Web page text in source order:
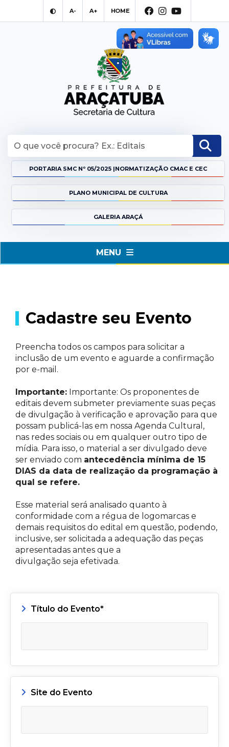
A- A+ HOME FACEBOOK
INSTAGRAM
YOUTUBE
PORTARIA SMC Nº 05/2025 |NORMATIZAÇÃO CMAC E CEC
PLANO MUNICIPAL DE CULTURA
GALERIA ARAÇÁ
MENU
Cadastre seu Evento
Preencha todos os campos para solicitar a
inclusão de um evento e aguarde a confirmação
por e-mail.
Importante: Importante: Os proponentes de
editais devem submeter previamente suas peças
de divulgação à verificação e aprovação para que
possam publicá-las em nossa Agenda Cultural,
nas redes sociais ou em qualquer outro tipo de
mídia. Para isso, o material a ser divulgado deve
ser enviado com antecedência mínima de 15
DIAS da data de realização da programação à
qual se refere.
Esse material será analisado quanto à
conformidade com a régua de logomarcas e
demais requisitos do edital em questão, podendo,
inclusive, ser solicitada a adequação das peças
apresentadas antes que a
divulgação seja efetivada.
Título do Evento*
Site do Evento